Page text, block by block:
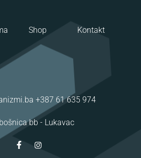
Shop Kontakt
+387 61 635 974
bb - Lukavac